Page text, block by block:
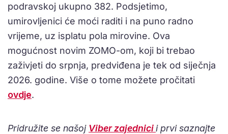
podravskoj ukupno 382. Podsjetimo,
umirovljenici će moći raditi i na puno radno
vrijeme, uz isplatu pola mirovine. Ova
mogućnost novim ZOMO-om, koji bi trebao
zaživjeti do srpnja, predviđena je tek od siječnja
2026. godine. Više o tome možete pročitati
ovdje.
Pridružite se našoj Viber zajednicii prvi saznajte